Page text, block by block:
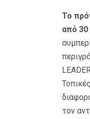
Το
από 30
τον